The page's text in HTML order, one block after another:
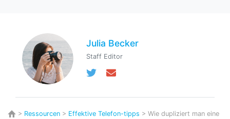
Julia Becker
Staff Editor
> Ressourcen > Effektive Telefon-tipps > Wie dupliziert man eine